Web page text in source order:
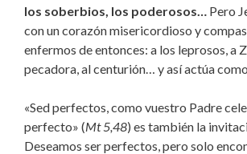
los soberbios, los poderosos… Pero
con un corazón misericordioso y
enfermos de entonces: a los leprosos, a
pecadora, al centurión… y así actúa
«Sed perfectos, como vuestro Padre
perfecto» (Mt 5,48) es también la
Deseamos ser perfectos, pero solo